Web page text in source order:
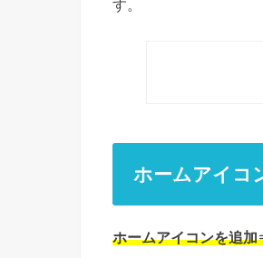
す。
ホームアイコ
ホームアイコンを追